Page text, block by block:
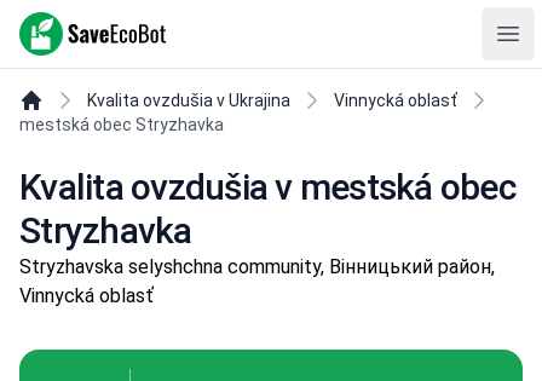
SaveEcoBot
Kvalita ovzdušia v Ukrajina
Vinnycká oblasť
mestská obec Stryzhavka
Kvalita ovzdušia v mestská obec
Stryzhavka
Stryzhavska selyshchna community, Вінницький район,
Vinnycká oblasť